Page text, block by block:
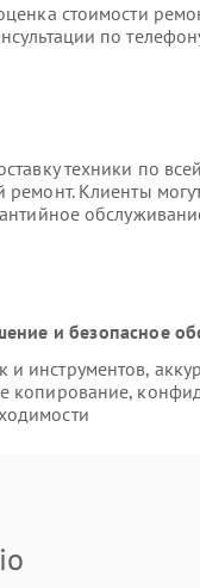
стоимости
по
техники по
Клиенты
и безопасное
инструментов,
копирование,